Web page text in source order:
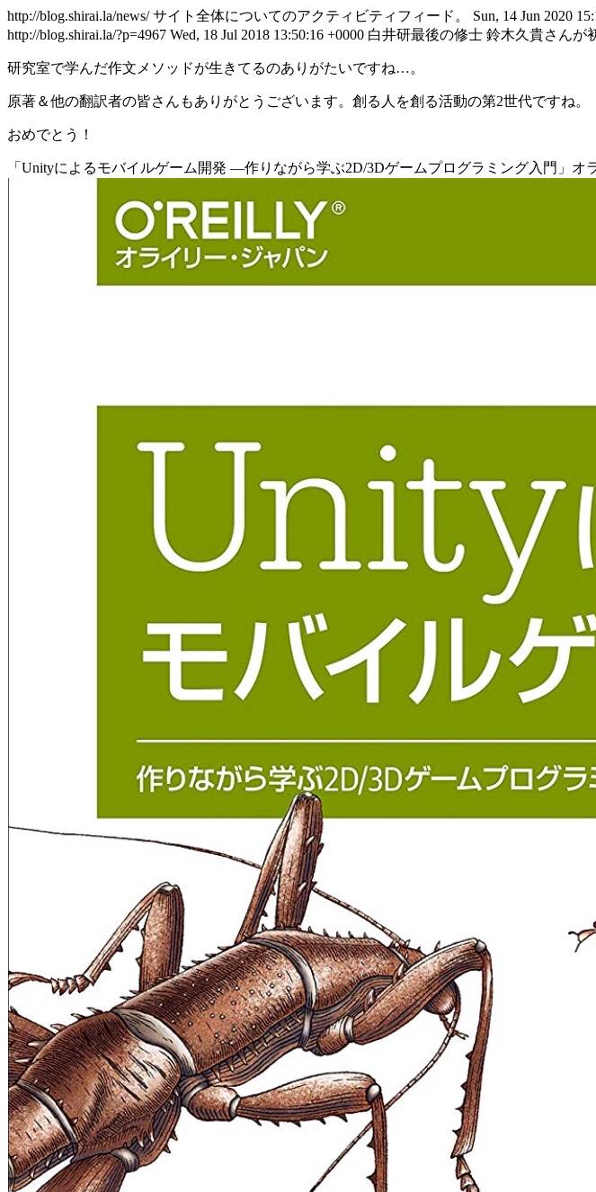
http://blog.shirai.la/news/サイト全体についてのアクティビティフィード。 Sun, 14 Jun 2020
http://blog.shirai.la/?p=4967 Wed, 18 Jul 2018 13:50:16 +0000 白井研最後の修士 鈴木久貴さんが
研究室で学んだ作文メソッドが生きてるのありがたいですね…。
原著＆他の翻訳者の皆さんもありがとうございます。創る人を創る活動の第2世代ですね。
おめでとう！
「Unityによるモバイルゲーム開発 ―作りながら学ぶ2D/3Dゲームプログラミング入門」オ